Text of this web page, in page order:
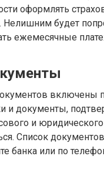
оформлять
будет
ежемесячные
включены
и документы,
и
Список
банка или по